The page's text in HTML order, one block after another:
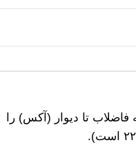
تا دیوار (آکس) را